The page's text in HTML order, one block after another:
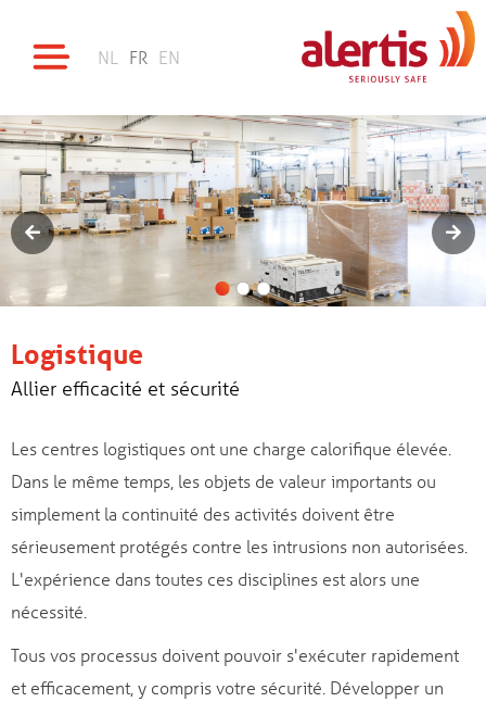
NL FR EN
Logistique
Allier efficacité et sécurité
Les centres logistiques ont une charge calorifique élevée.
Dans le même temps, les objets de valeur importants ou
simplement la continuité des activités doivent être
sérieusement protégés contre les intrusions non autorisées.
L'expérience dans toutes ces disciplines est alors une
nécessité.
Tous vos processus doivent pouvoir s'exécuter rapidement
et efficacement, y compris votre sécurité. Développer un